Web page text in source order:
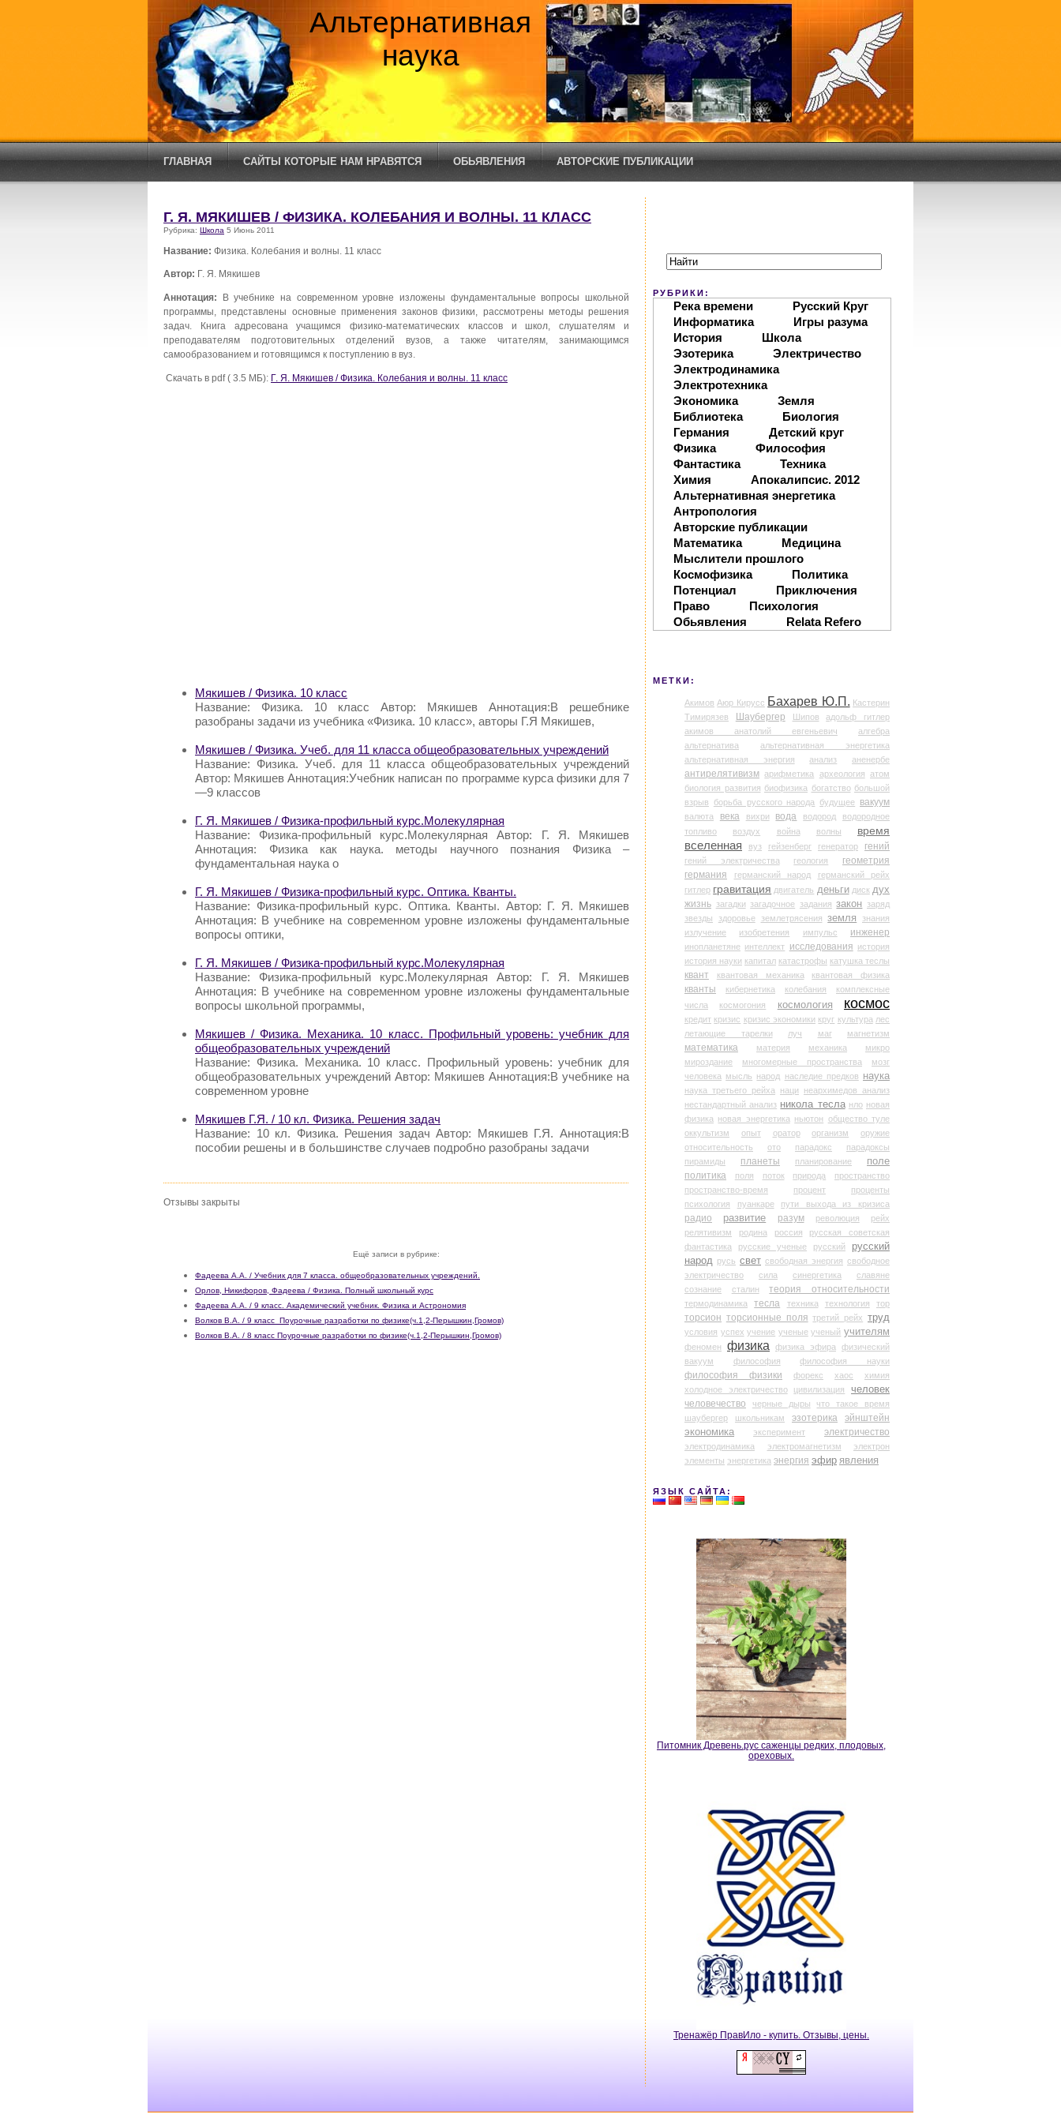
Альтернативная
наука
ГЛАВНАЯ САЙТЫ КОТОРЫЕ НАМ НРАВЯТСЯ ОБЬЯВЛЕНИЯ АВТОРСКИЕ ПУБЛИКАЦИИ
Г. Я. МЯКИШЕВ / ФИЗИКА. КОЛЕБАНИЯ И ВОЛНЫ. 11 КЛАСС
Рубрика: Школа 5 Июнь 2011
Название: Физика. Колебания и волны. 11 класс
Автор: Г. Я. Мякишев
Аннотация: В учебнике на современном уровне изложены фундаментальные вопросы школьной
программы, представлены основные применения законов физики, рассмотрены методы решения
задач. Книга адресована учащимся физико-математических классов и школ, слушателям и
преподавателям подготовительных отделений вузов, а также читателям, занимающимся
самообразованием и готовящимся к поступлению в вуз.
Скачать в pdf ( 3.5 МБ): Г. Я. Мякишев / Физика. Колебания и волны. 11 класс
Мякишев / Физика. 10 класс
Название: Физика. 10 класс Автор: Мякишев Аннотация:В решебнике
разобраны задачи из учебника «Физика. 10 класс», авторы Г.Я Мякишев,
Мякишев / Физика. Учеб. для 11 класса общеобразовательных учреждений
Название: Физика. Учеб. для 11 класса общеобразовательных учреждений
Автор: Мякишев Аннотация:Учебник написан по программе курса физики для 7
—9 классов
Г. Я. Мякишев / Физика-профильный курс.Молекулярная
Название: Физика-профильный курс.Молекулярная Автор: Г. Я. Мякишев
Аннотация: Физика как наука. методы научного познания Физика –
фундаментальная наука о
Г. Я. Мякишев / Физика-профильный курс. Оптика. Кванты.
Название: Физика-профильный курс. Оптика. Кванты. Автор: Г. Я. Мякишев
Аннотация: В учебнике на современном уровне изложены фундаментальные
вопросы оптики,
Г. Я. Мякишев / Физика-профильный курс.Молекулярная
Название: Физика-профильный курс.Молекулярная Автор: Г. Я. Мякишев
Аннотация: В учебнике на современном уровне изложены фундаментальные
вопросы школьной программы,
Мякишев / Физика. Механика. 10 класс. Профильный уровень: учебник для
общеобразовательных учреждений
Название: Физика. Механика. 10 класс. Профильный уровень: учебник для
общеобразовательных учреждений Автор: Мякишев Аннотация:В учебнике на
современном уровне
Мякишев Г.Я. / 10 кл. Физика. Решения задач
Название: 10 кл. Физика. Решения задач Автор: Мякишев Г.Я. Аннотация:В
пособии решены и в большинстве случаев подробно разобраны задачи
Отзывы закрыты
Ещё записи в рубрике:
Фадеева А.А. / Учебник для 7 класса. общеобразовательных учреждений.
Орлов, Никифоров, Фадеева / Физика. Полный школьный курс
Фадеева А.А. / 9 класс. Академический учебник. Физика и Астрономия
Волков В.А. / 9 класс_Поурочные разработки по физике(ч.1,2-Перышкин,Громов)
Волков В.А. / 8 класс Поурочные разработки по физике(ч.1,2-Перышкин,Громов)
РУБРИКИ:
Река времени
Русский Круг
Информатика
Игры разума
История
Школа
Эзотерика
Электричество
Электродинамика
Электротехника
Экономика
Земля
Библиотека
Биология
Германия
Детский круг
Физика
Философия
Фантастика
Техника
Химия
Апокалипсис. 2012
Альтернативная энергетика
Антропология
Авторские публикации
Математика
Медицина
Мыслители прошлого
Космофизика
Политика
Потенциал
Приключения
Право
Психология
Обьявления
Relata Refero
МЕТКИ:
Акимов Аюр Кирусс Бахарев Ю.П. Кастерин
Тимирязев
Шаубергер Шипов
адольф гитлер
акимов анатолий евгеньевич
алгебра
альтернатива
альтернативная энергетика
альтернативная энергия
анализ аненербе
антирелятивизм арифметика археология атом
биология развития биофизика богатство большой
взрыв
борьба русского народа будущее вакуум
валюта века вихри вода водород
водородное
топливо
воздух война волны
время
вселенная
вуз гейзенберг генератор гений
гений электричества геология
геометрия
германия
германский народ
германский рейх
гитлер гравитация двигатель деньги диск дух
жизнь загадки загадочное задания закон заряд
звезды
здоровье землетрясения земля
знания
излучение
изобретения импульс инженер
инопланетяне интеллект исследования история
история науки капитал катастрофы катушка теслы
квант квантовая механика квантовая физика
кванты кибернетика колебания
комплексные
числа
космогония космология космос
кредит кризис кризис экономики круг культура лес
летающие тарелки
луч маг магнетизм
математика материя механика
микро
мироздание
многомерные пространства
мозг
человека мысль народ наследие предков наука
наука третьего рейха наци
неархимедов анализ
нестандартный анализ никола тесла нло новая
физика новая энергетика ньютон общество туле
оккультизм
опыт оратор организм
оружие
относительность
ото парадокс
парадоксы
пирамиды
планеты планирование
поле
политика
поля поток природа
пространство
пространство-время
процент
проценты
психология
пуанкаре пути выхода из кризиса
радио развитие разум революция
рейх
релятивизм
родина россия
русская советская
фантастика
русские ученые русский
русский
народ русь свет свободная энергия свободное
электричество
сила синергетика
славяне
сознание
сталин теория относительности
термодинамика тесла техника технология тор
торсион торсионные поля третий рейх труд
условия успех учение ученые ученый учителям
феномен физика физика эфира
физический
вакуум
философия философия науки
философия физики форекс хаос
химия
холодное электричество
цивилизация человек
человечество черные дыры
что такое время
шаубергер
школьникам эзотерика
эйнштейн
экономика
эксперимент электричество
электродинамика электромагнетизм
электрон
элементы энергетика энергия эфир явления
ЯЗЫК САЙТА:
Питомник Древень.рус саженцы редких, плодовых,
ореховых.
Тренажёр ПравИло - купить. Отзывы, цены.